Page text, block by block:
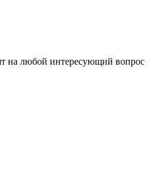
на любой интересующий вопрос